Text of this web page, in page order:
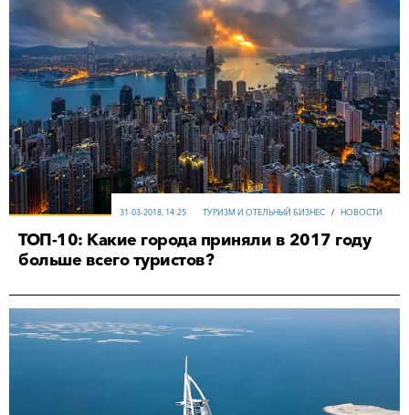
ТУРИЗМ И ОТЕЛЬНЫЙ БИЗНЕС / НОВОСТИ
31-03-2018, 14:25
ТОП-10: Какие города приняли в 2017 году
больше всего туристов?